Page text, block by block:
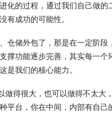
化的过程，通过我们自己做的
有成功的可能性。
仓储外包了，那是在一定阶
撑功能逐步完善，其实每一
是我们的核心能力。
做得很大，也可以做得不太大
平台，你在中间，内部有自